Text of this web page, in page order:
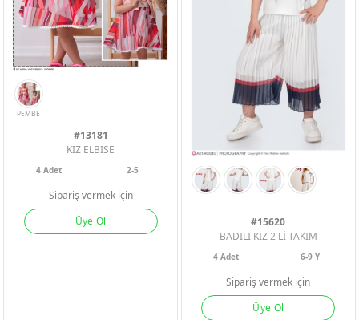
ERKEK BEBEK
KIZ BEBEK
ERKEK
KIZ ÇOCUK
ERKEK BEBEK
KIZ BEBEK
ERKEK
KIZ ÇOCUK
ERKEK BEBEK
KIZ BEBEK
ERKEK
KIZ ÇOCUK
#13181
KIZ ELBISE
4 Adet 2-5
Sipariş vermek için
Üye Ol
#15620
BADILI KIZ 2 Lİ TAKIM
4Adet 6-9 Y
Sipariş vermek için
Üye Ol